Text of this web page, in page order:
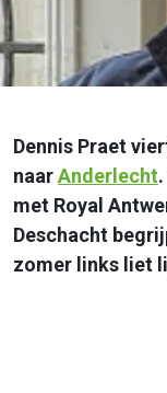
Dennis Praet
naarAnderlecht
met Royal
Deschacht
zomer links liet